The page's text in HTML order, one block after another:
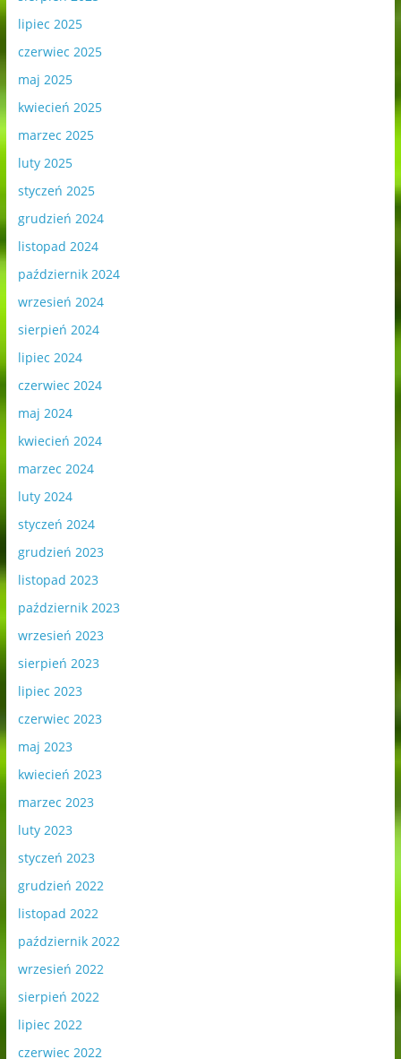
lipiec 2025
czerwiec 2025
maj 2025
kwiecień 2025
marzec 2025
luty 2025
styczeń 2025
grudzień 2024
listopad 2024
październik 2024
wrzesień 2024
sierpień 2024
lipiec 2024
czerwiec 2024
maj 2024
kwiecień 2024
marzec 2024
luty 2024
styczeń 2024
grudzień 2023
listopad 2023
październik 2023
wrzesień 2023
sierpień 2023
lipiec 2023
czerwiec 2023
maj 2023
kwiecień 2023
marzec 2023
luty 2023
styczeń 2023
grudzień 2022
listopad 2022
październik 2022
wrzesień 2022
sierpień 2022
lipiec 2022
czerwiec 2022